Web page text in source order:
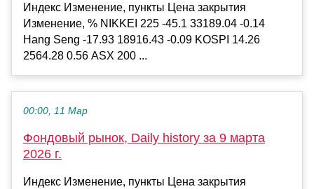
Индекс Изменение, пункты Цена закрытия
Изменение, % NIKKEI 225 -45.1 33189.04 -0.14
Hang Seng -17.93 18916.43 -0.09 KOSPI 14.26
2564.28 0.56 ASX 200 ...
00:00, 11 Мар
Фондовый рынок, Daily history за 9 марта
2026 г.
Индекс Изменение, пункты Цена закрытия